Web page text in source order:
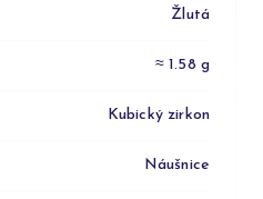
Žlutá
≈ 1.58 g
Kubický zirkon
Náušnice